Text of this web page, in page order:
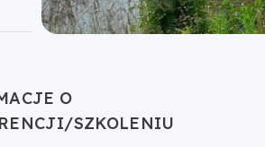
O
SZKOLENIU